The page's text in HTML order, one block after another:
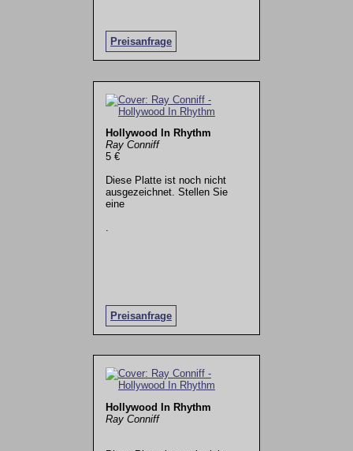
Preisanfrage
Hollywood In Rhythm
Ray Conniff
5 €
Diese Platte ist noch nicht
ausgezeichnet. Stellen Sie
eine
Preisanfrage
.
Hollywood In Rhythm
Ray Conniff